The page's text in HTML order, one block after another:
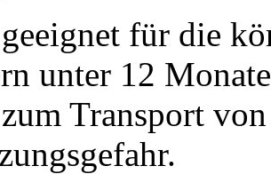
für die
unter 12
Transport